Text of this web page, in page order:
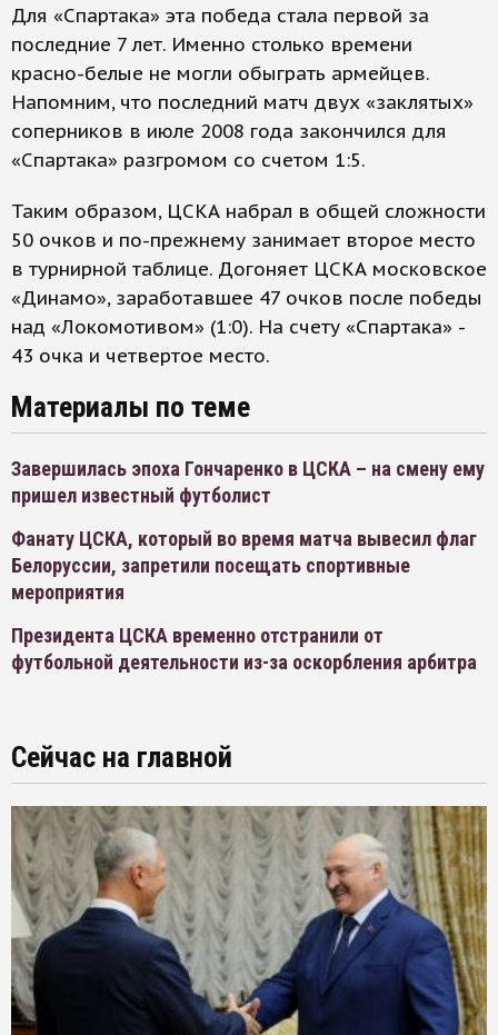
Для «Спартака» эта победа стала первой за
последние 7 лет. Именно столько времени
красно-белые не могли обыграть армейцев.
Напомним, что последний матч двух «заклятых»
соперников в июле 2008 года закончился для
«Спартака» разгромом со счетом 1:5.
Таким образом, ЦСКА набрал в общей сложности
50 очков и по-прежнему занимает второе место
в турнирной таблице. Догоняет ЦСКА московское
«Динамо», заработавшее 47 очков после победы
над «Локомотивом» (1:0). На счету «Спартака» -
43 очка и четвертое место.
Материалы по теме
Завершилась эпоха Гончаренко в ЦСКА – на смену ему
пришел известный футболист
Фанату ЦСКА, который во время матча вывесил флаг
Белоруссии, запретили посещать спортивные
мероприятия
Президента ЦСКА временно отстранили от
футбольной деятельности из-за оскорбления арбитра
Сейчас на главной